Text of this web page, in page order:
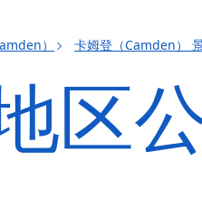
） 卡姆登（Camden）
区